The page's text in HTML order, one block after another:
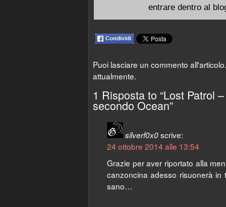
entrare dentro al
Puoi lasciare un commento
attualmente.
1 Risposta to “Lost Patrol
secondo Ocean”
silverf0x0scrive:
24 ottobre 2014 alle 13:54
Grazie per aver riportato alla
canzoncina adesso risuonerà
sano…